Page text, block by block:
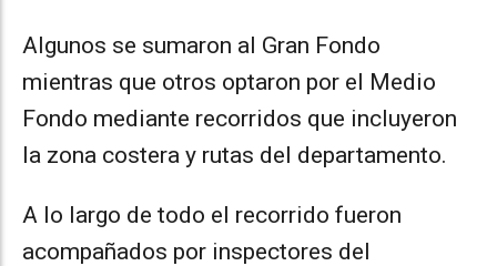
Algunos se sumaron al Gran Fondo
mientras que otros optaron por el Medio
Fondo mediante recorridos que incluyeron
la zona costera y rutas del departamento.
A lo largo de todo el recorrido fueron
acompañados por inspectores del